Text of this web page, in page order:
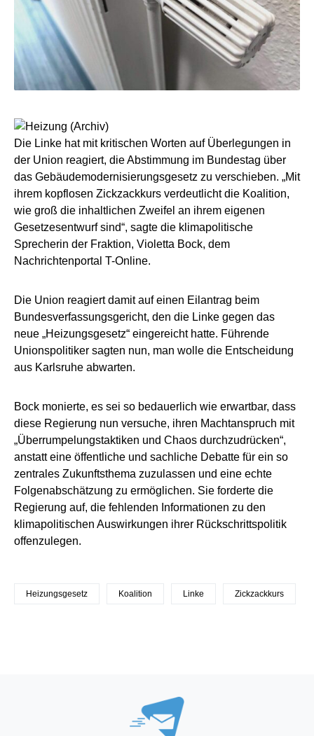
Die Linke hat mit kritischen Worten auf Überlegungen in
der Union reagiert, die Abstimmung im Bundestag über
das Gebäudemodernisierungsgesetz zu verschieben. „Mit
ihrem kopflosen Zickzackkurs verdeutlicht die Koalition,
wie groß die inhaltlichen Zweifel an ihrem eigenen
Gesetzesentwurf sind“, sagte die klimapolitische
Sprecherin der Fraktion, Violetta Bock, dem
Nachrichtenportal T-Online.
Die Union reagiert damit auf einen Eilantrag beim
Bundesverfassungsgericht, den die Linke gegen das
neue „Heizungsgesetz“ eingereicht hatte. Führende
Unionspolitiker sagten nun, man wolle die Entscheidung
aus Karlsruhe abwarten.
Bock monierte, es sei so bedauerlich wie erwartbar, dass
diese Regierung nun versuche, ihren Machtanspruch mit
„Überrumpelungstaktiken und Chaos durchzudrücken“,
anstatt eine öffentliche und sachliche Debatte für ein so
zentrales Zukunftsthema zuzulassen und eine echte
Folgenabschätzung zu ermöglichen. Sie forderte die
Regierung auf, die fehlenden Informationen zu den
klimapolitischen Auswirkungen ihrer Rückschrittspolitik
offenzulegen.
Heizungsgesetz Koalition Linke Zickzackkurs